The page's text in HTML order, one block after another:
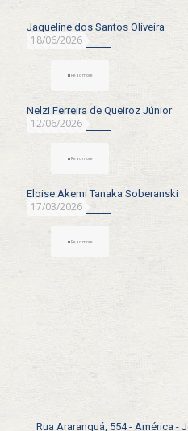
18/06/2026
Jaqueline dos Santos Oliveira
Read more
12/06/2026
Nelzi Ferreira de Queiroz Júnior
Read more
17/03/2026
Eloise Akemi Tanaka Soberanski
Read more
Rua Araranguá, 554 - América -